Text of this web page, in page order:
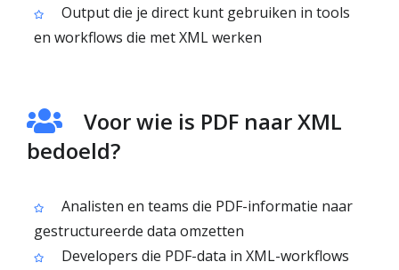
Output die je direct kunt gebruiken in tools
en workflows die met XML werken
Voor wie is PDF naar XML
bedoeld?
Analisten en teams die PDF-informatie naar
gestructureerde data omzetten
Developers die PDF-data in XML-workflows